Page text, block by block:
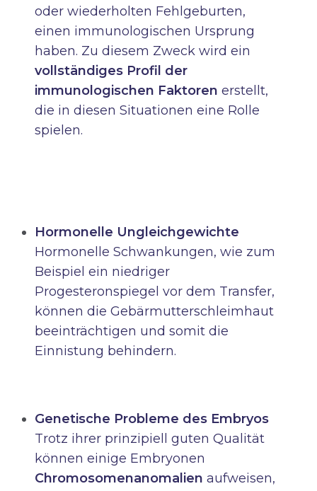
oder wiederholten Fehlgeburten,
einen immunologischen Ursprung
haben. Zu diesem Zweck wird ein
vollständiges Profil der
immunologischen Faktoren erstellt,
die in diesen Situationen eine Rolle
spielen.
Hormonelle Ungleichgewichte
Hormonelle Schwankungen, wie zum
Beispiel ein niedriger
Progesteronspiegel vor dem Transfer,
können die Gebärmutterschleimhaut
beeinträchtigen und somit die
Einnistung behindern.
Genetische Probleme des Embryos
Trotz ihrer prinzipiell guten Qualität
können einige Embryonen
Chromosomenanomalien aufweisen,